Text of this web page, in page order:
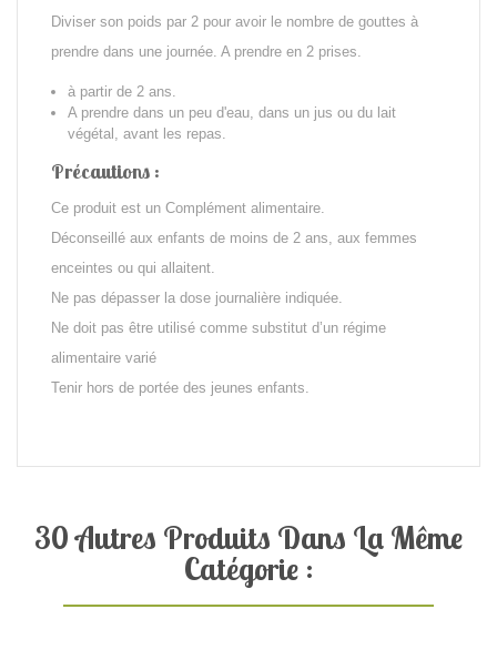
Diviser son poids par 2 pour avoir le nombre de gouttes à
prendre dans une journée. A prendre en 2 prises.
à partir de 2 ans.
A prendre dans un peu d'eau, dans un jus ou du lait
végétal, avant les repas.
Précautions :
Ce produit est un Complément alimentaire.
Déconseillé aux enfants de moins de 2 ans, aux femmes
enceintes ou qui allaitent.
Ne pas dépasser la dose journalière indiquée.
Ne doit pas être utilisé comme substitut d’un régime
alimentaire varié
Tenir hors de portée des jeunes enfants.
30 Autres Produits Dans La Même
Catégorie :